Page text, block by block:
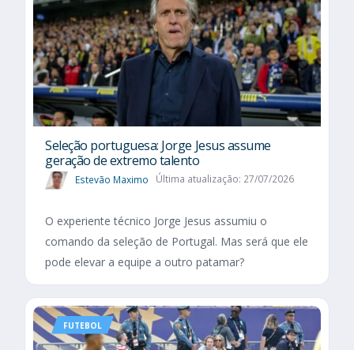
Seleção portuguesa: Jorge Jesus assume
geração de extremo talento
Estevão Maximo Última atualização: 27/07/2026
O experiente técnico Jorge Jesus assumiu o
comando da seleção de Portugal. Mas será que ele
pode elevar a equipe a outro patamar?
FUTEBOL